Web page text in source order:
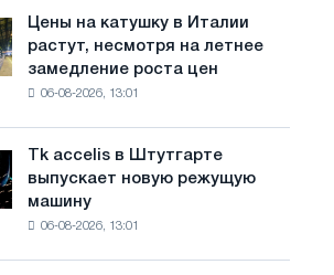
з
ы
к
с
а
Цены на катушку в Италии
растут, несмотря на летнее
замедление роста цен
06-08-2026, 13:01
Tk accelis в Штутгарте
выпускает новую режущую
машину
06-08-2026, 13:01